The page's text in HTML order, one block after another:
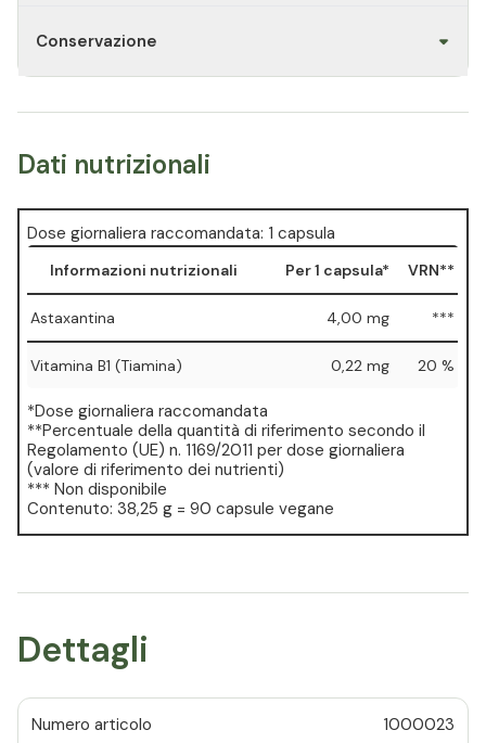
Conservazione
Dati nutrizionali
Dose giornaliera raccomandata: 1 capsula
Informazioni nutrizionali Per 1 capsula* VRN**
Astaxantina 4,00 mg ***
Vitamina B1 (Tiamina) 0,22 mg 20 %
*Dose giornaliera raccomandata
**Percentuale della quantità di riferimento secondo il
Regolamento (UE) n. 1169/2011 per dose giornaliera
(valore di riferimento dei nutrienti)
*** Non disponibile
Contenuto: 38,25 g = 90 capsule vegane
Dettagli
Numero articolo 1000023